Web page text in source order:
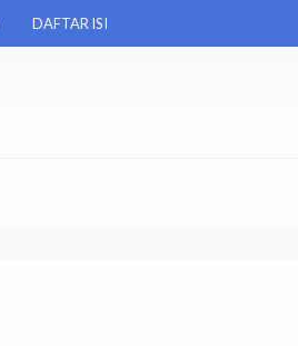
DAFTAR ISI